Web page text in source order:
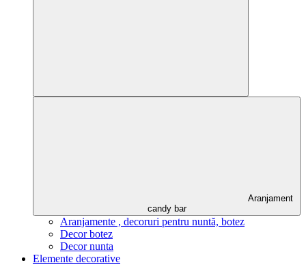
Aranjament
candy bar
Aranjamente , decoruri pentru nuntă, botez
Decor botez
Decor nunta
Elemente decorative